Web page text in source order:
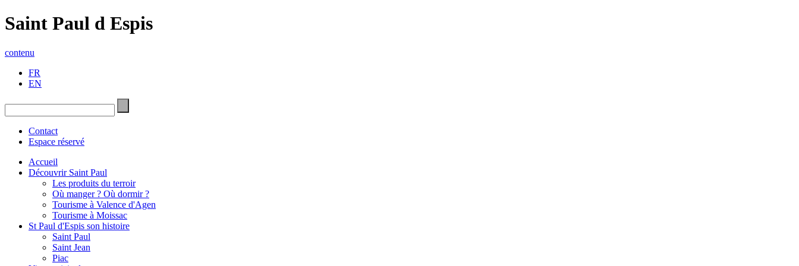
Saint Paul d Espis
contenu
FR
EN
Contact
Espace réservé
Accueil
Découvrir Saint Paul
Les produits du terroir
Où manger ? Où dormir ?
Tourisme à Valence d'Agen
Tourisme à Moissac
St Paul d'Espis son histoire
Saint Paul
Saint Jean
Piac